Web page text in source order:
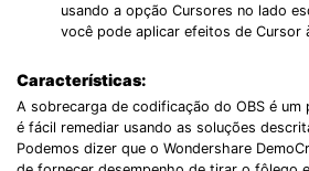
usando a opção Cursores no lado
você pode aplicar efeitos de Cursor
Características:
A sobrecarga de codificação do OBS é um
é fácil remediar usando as soluções
Podemos dizer que o Wondershare